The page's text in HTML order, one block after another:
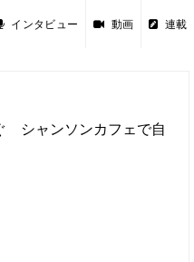
インタビュー 動画 連載
シャンソンカフェで自